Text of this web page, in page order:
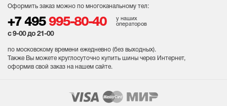
Оформить заказ можно по многоканальному тел:
+7 495 995-80-40
у наших
операторов
с 9-00 до 21-00
по московскому времени ежедневно (без выходных).
Также Вы можете круглосуточно купить шины через Интернет,
оформив свой заказ на нашем сайте.